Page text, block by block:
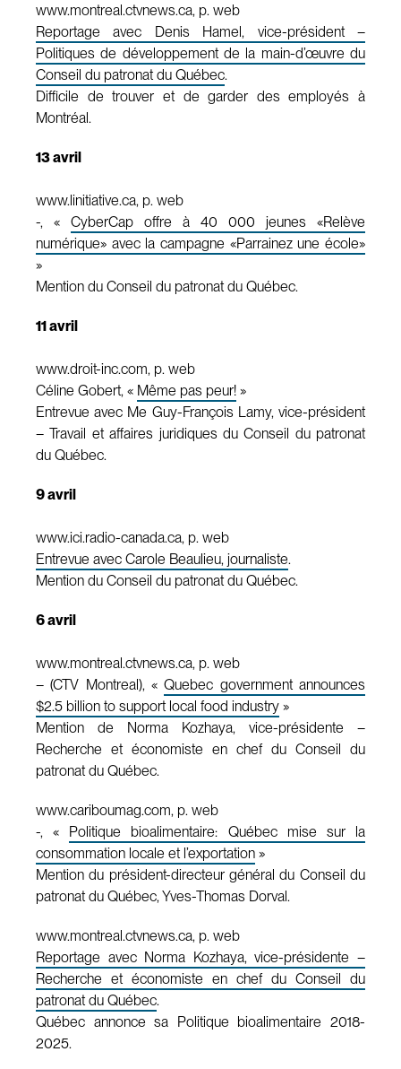
www.montreal.ctvnews.ca, p. web
Reportage avec Denis Hamel, vice-président –
Politiques de développement de la main-d’œuvre du
Conseil du patronat du Québec.
Difficile de trouver et de garder des employés à
Montréal.
13 avril
www.linitiative.ca, p. web
-, « CyberCap offre à 40 000 jeunes «Relève
numérique» avec la campagne «Parrainez une école»
»
Mention du Conseil du patronat du Québec.
11 avril
www.droit-inc.com, p. web
Céline Gobert, « Même pas peur! »
Entrevue avec Me Guy-François Lamy, vice-président
– Travail et affaires juridiques du Conseil du patronat
du Québec.
9 avril
www.ici.radio-canada.ca, p. web
Entrevue avec Carole Beaulieu, journaliste.
Mention du Conseil du patronat du Québec.
6 avril
www.montreal.ctvnews.ca, p. web
– (CTV Montreal), «Quebec government announces
$2.5 billion to support local food industry »
Mention de Norma Kozhaya, vice-présidente –
Recherche et économiste en chef du Conseil du
patronat du Québec.
www.cariboumag.com, p. web
-, « Politique bioalimentaire: Québec mise sur la
consommation locale et l’exportation »
Mention du président-directeur général du Conseil du
patronat du Québec, Yves-Thomas Dorval.
www.montreal.ctvnews.ca, p. web
Reportage avec Norma Kozhaya, vice-présidente –
Recherche et économiste en chef du Conseil du
patronat du Québec.
Québec annonce sa Politique bioalimentaire 2018-
2025.